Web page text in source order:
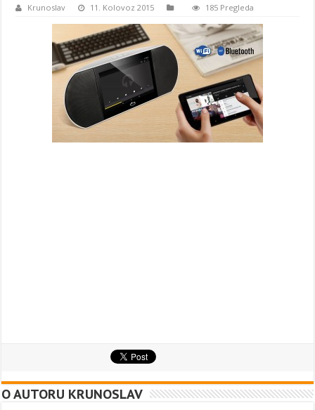
Krunoslav 11. Kolovoz 2015 185 Pregleda
O AUTORU KRUNOSLAV